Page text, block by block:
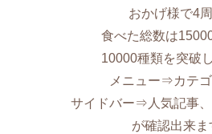
おかげ様で4
食べた総数は
10000種類を突破
メニュー⇒カテ
サイドバー⇒人気記事
が確認出来ま